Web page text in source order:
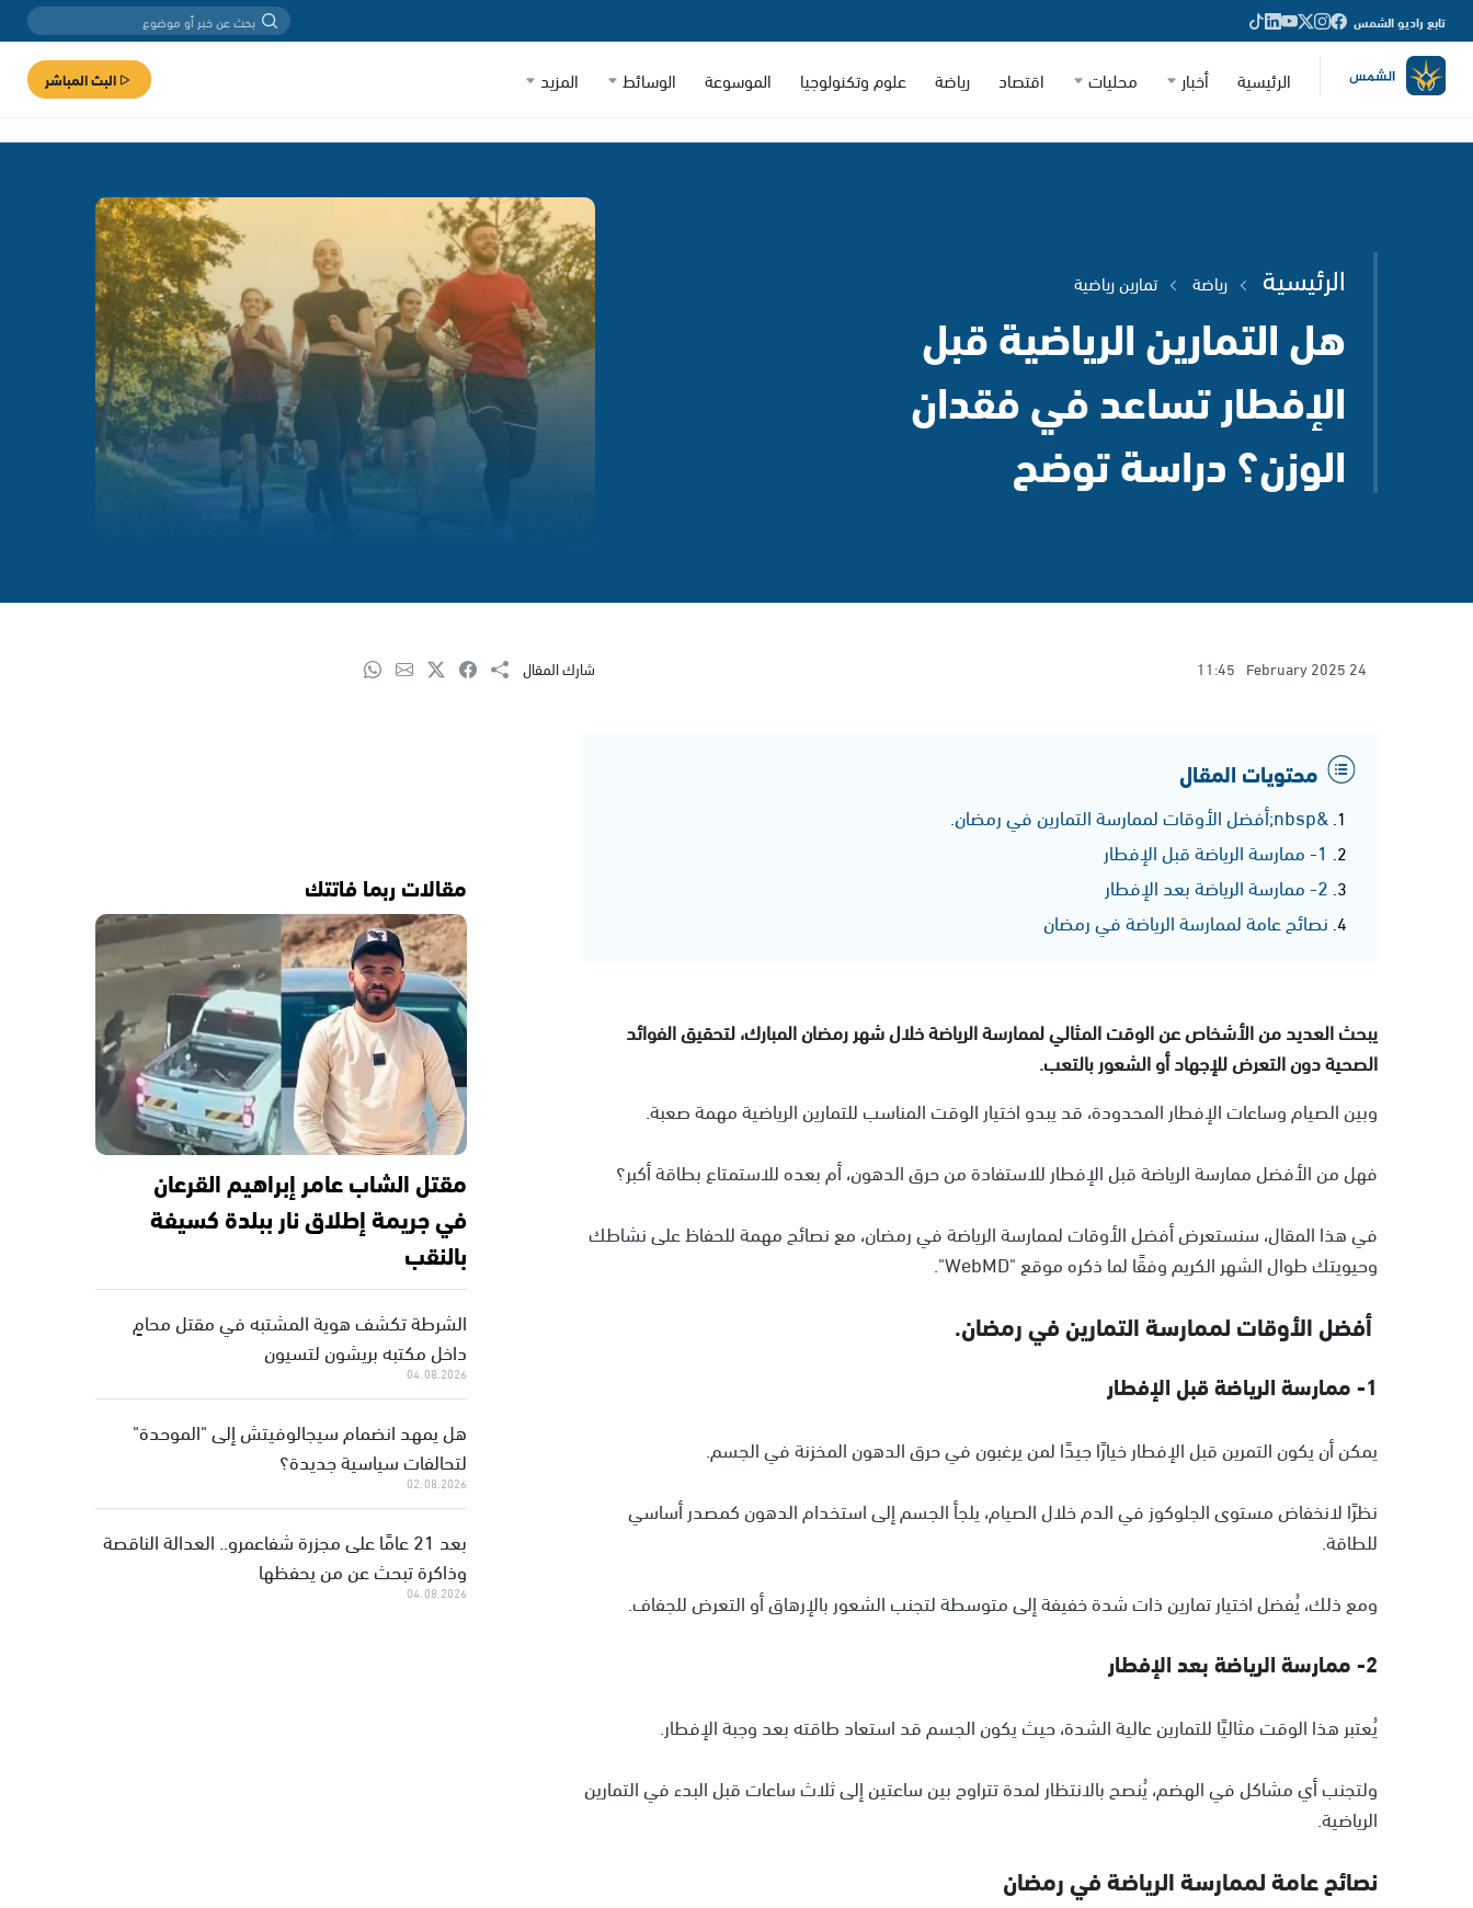
تابع راديو الشمس
الرئيسية أخبار محليات اقتصاد رياضة علوم وتكنولوجيا الموسوعة الوسائط المزيد البث المباشر
الرئيسية رياضة تمارين رياضية
هل التمارين الرياضية قبل
الإفطار تساعد في فقدان
الوزن؟ دراسة توضح
24 February 2025
11:45 شارك المقال
محتويات المقال
&nbsp;أفضل الأوقات لممارسة التمارين في رمضان.
1- ممارسة الرياضة قبل الإفطار
2- ممارسة الرياضة بعد الإفطار
نصائح عامة لممارسة الرياضة في رمضان
يبحث العديد من الأشخاص عن الوقت المثالي لممارسة الرياضة خلال شهر رمضان المبارك، لتحقيق الفوائد
الصحية دون التعرض للإجهاد أو الشعور بالتعب.
وبين الصيام وساعات الإفطار المحدودة، قد يبدو اختيار الوقت المناسب للتمارين الرياضية مهمة صعبة.
فهل من الأفضل ممارسة الرياضة قبل الإفطار للاستفادة من حرق الدهون، أم بعده للاستمتاع بطاقة أكبر؟
في هذا المقال، سنستعرض أفضل الأوقات لممارسة الرياضة في رمضان، مع نصائح مهمة للحفاظ على نشاطك
وحيويتك طوال الشهر الكريم وفقًا لما ذكره موقع "WebMD".
أفضل الأوقات لممارسة التمارين في رمضان.
1- ممارسة الرياضة قبل الإفطار
يمكن أن يكون التمرين قبل الإفطار خيارًا جيدًا لمن يرغبون في حرق الدهون المخزنة في الجسم.
نظرًا لانخفاض مستوى الجلوكوز في الدم خلال الصيام، يلجأ الجسم إلى استخدام الدهون كمصدر أساسي
للطاقة.
ومع ذلك، يُفضل اختيار تمارين ذات شدة خفيفة إلى متوسطة لتجنب الشعور بالإرهاق أو التعرض للجفاف.
2- ممارسة الرياضة بعد الإفطار
يُعتبر هذا الوقت مثاليًا للتمارين عالية الشدة، حيث يكون الجسم قد استعاد طاقته بعد وجبة الإفطار.
ولتجنب أي مشاكل في الهضم، يُنصح بالانتظار لمدة تتراوح بين ساعتين إلى ثلاث ساعات قبل البدء في التمارين
الرياضية.
نصائح عامة لممارسة الرياضة في رمضان
مقالات ربما فاتتك
مقتل الشاب عامر إبراهيم القرعان
في جريمة إطلاق نار ببلدة كسيفة
بالنقب
الشرطة تكشف هوية المشتبه في مقتل محامٍ
داخل مكتبه بريشون لتسيون
04.08.2026
هل يمهد انضمام سيجالوفيتش إلى "الموحدة"
لتحالفات سياسية جديدة؟
02.08.2026
بعد 21 عامًا على مجزرة شفاعمرو.. العدالة الناقصة
وذاكرة تبحث عن من يحفظها
04.08.2026